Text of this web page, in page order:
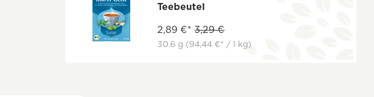
Teebeutel
2,89 €* 3,29 €
30.6 g (94,44 €* / 1 kg)